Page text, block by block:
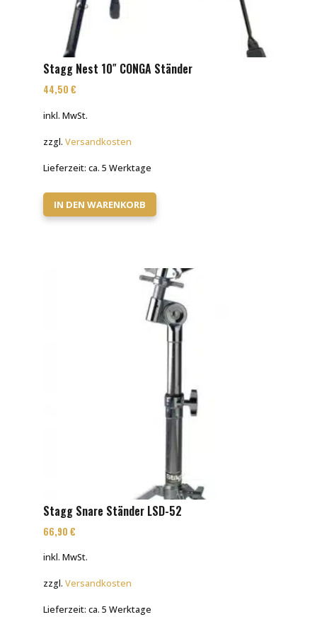
Stagg Nest 10″ CONGA Ständer
44,50 €
inkl. MwSt.
zzgl. Versandkosten
Lieferzeit: ca. 5 Werktage
IN DEN WARENKORB
Stagg Snare Ständer LSD-52
66,90 €
inkl. MwSt.
zzgl. Versandkosten
Lieferzeit: ca. 5 Werktage